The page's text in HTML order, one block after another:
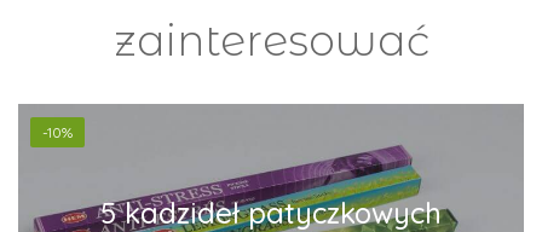
zainteresować
-10%
5 kadzideł patyczkowych